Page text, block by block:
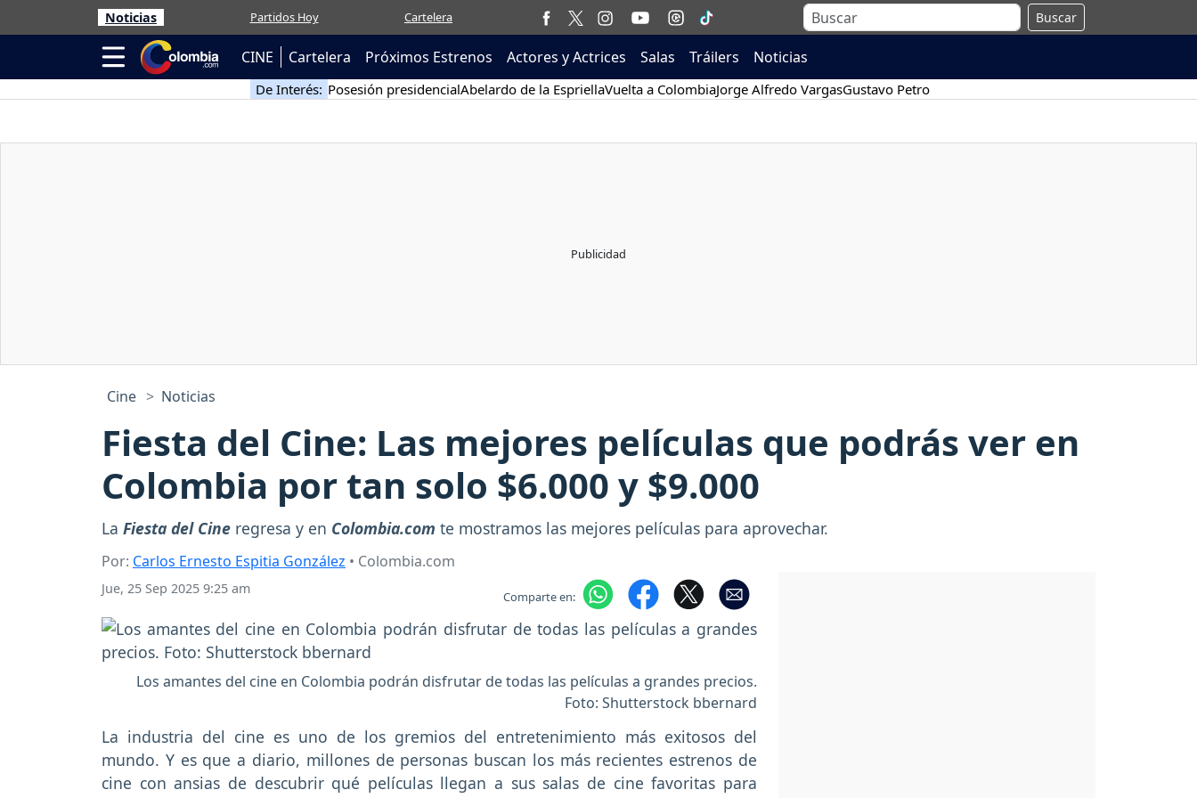
Noticias Partidos Hoy Cartelera Buscar
CINE Cartelera Próximos Estrenos Actores y Actrices Salas Tráilers Noticias
De Interés: Posesión presidencialAbelardo de la EspriellaVuelta a ColombiaJorge Alfredo VargasGustavo Petro
Cine Noticias
Fiesta del Cine: Las mejores películas que podrás ver en
Colombia por tan solo $6.000 y $9.000
La Fiesta del Cine regresa y en Colombia.com te mostramos las mejores películas para aprovechar.
Por: Carlos Ernesto Espitia González • Colombia.com
Jue, 25 Sep 2025 9:25 am Comparte en:
Los amantes del cine en Colombia podrán disfrutar de todas las películas a grandes precios.
Foto: Shutterstock bbernard
La industria del cine es uno de los gremios del entretenimiento más exitosos del
mundo. Y es que a diario, millones de personas buscan los más recientes estrenos de
cine con ansias de descubrir qué películas llegan a sus salas de cine favoritas para